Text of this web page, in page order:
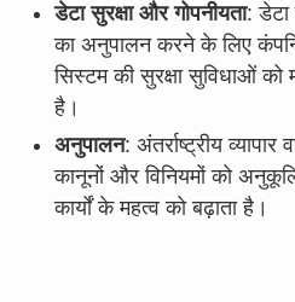
डेटा सुरक्षा और गोपनीयता: डेटा
का अनुपालन करने के लिए
सिस्टम की सुरक्षा सुविधाओं
है।
अनुपालन: अंतर्राष्ट्रीय व्यापार
कानूनों और विनियमों को
कार्यों के महत्व को बढ़ाता है।